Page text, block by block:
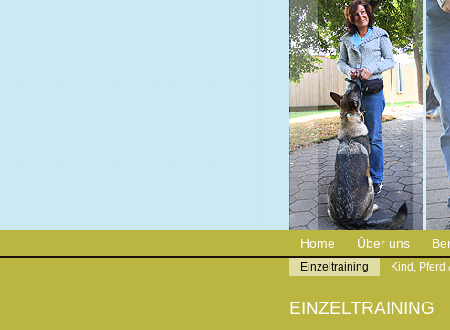
Home Über uns
Einzeltraining Kind, Pferd
EINZELTRAINING